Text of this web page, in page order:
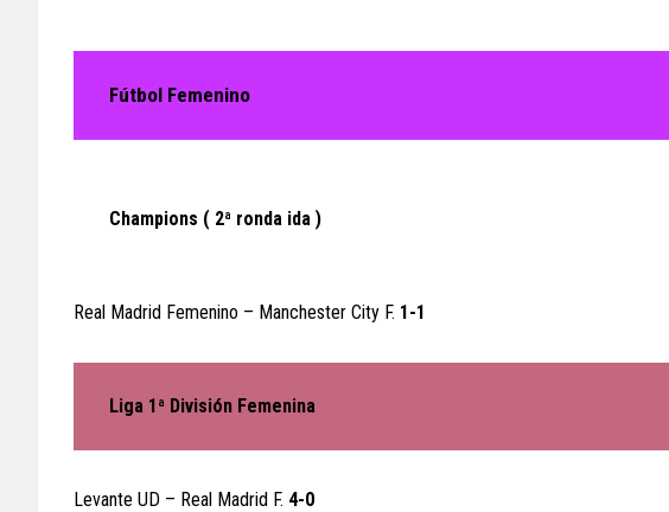
Fútbol Femenino
Champions ( 2ª ronda ida )
Real Madrid Femenino – Manchester City F. 1-1
Liga 1ª División Femenina
Levante UD – Real Madrid F. 4-0